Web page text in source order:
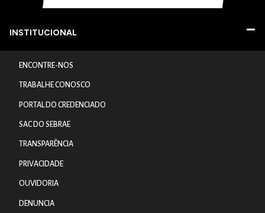
INSTITUCIONAL
ENCONTRE-NOS
TRABALHE CONOSCO
PORTAL DO CREDENCIADO
SAC DO SEBRAE
TRANSPARÊNCIA
PRIVACIDADE
OUVIDORIA
DENUNCIA